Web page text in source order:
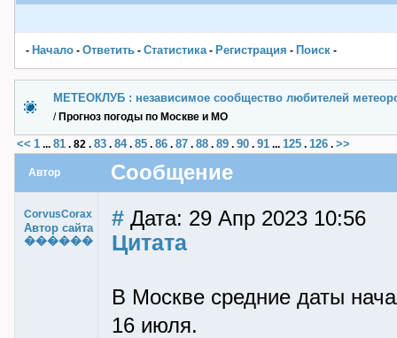
- Начало - Ответить - Статистика- Pегистрация - Поиск -
МЕТЕОКЛУБ : независимое сообщество любителей
/ Прогноз погоды по Москве и МО
<< 1 ... 81 . 82 . 83 . 84. 85 . 86 . 87 . 88 . 89 . 90 . 91 ... 125 . 126 . >>
Автор Сообщение
CorvusCorax
Автор сайта
������
# Дата: 29 Апр 2023 10:56
Цитата
В Москве средние даты
16 июля.